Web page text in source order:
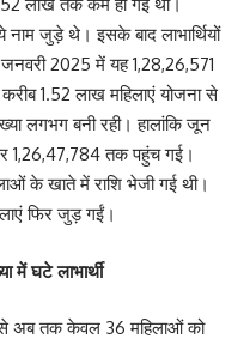
जुड़े थे। इसके बाद लाभार्थियों
2025 में यह 1,28,26,571
1.52 लाख महिलाएं योजना से
लगभग बनी रही। हालांकि जून
1,26,47,784 तक पहुंच गई।
के खाते में राशि भेजी गई थी।
फिर जुड़ गईं।
में घटे लाभार्थी
से अब तक केवल 36 महिलाओं को